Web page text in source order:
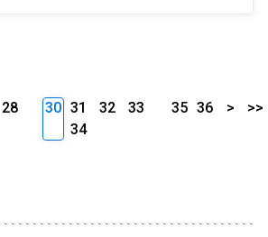
28
30 31 32
33
34
35 36 > >>